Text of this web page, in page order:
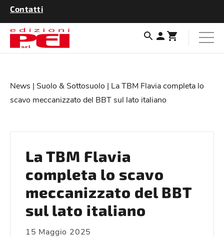
Contatti
News | Suolo & Sottosuolo | La TBM Flavia completa lo
scavo meccanizzato del BBT sul lato italiano
La TBM Flavia
completa lo scavo
meccanizzato del BBT
sul lato italiano
15 Maggio 2025